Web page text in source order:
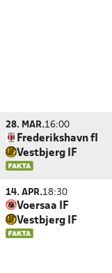
28. MAR.16:00
Frederikshavn fI
Vestbjerg IF
14. APR.18:30
Voersaa IF
Vestbjerg IF